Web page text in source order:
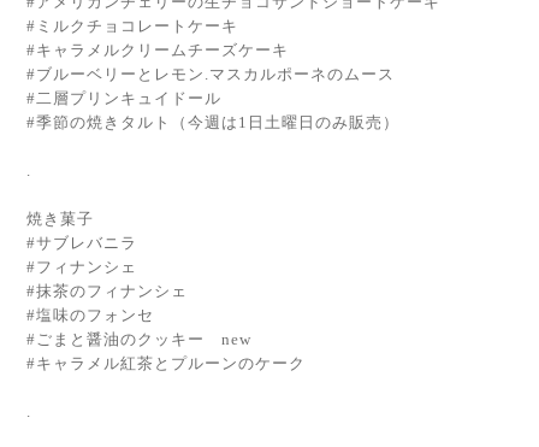
#ミルクチョコレートケーキ
#キャラメルクリームチーズケーキ
#ブルーベリーとレモン.マスカルポーネのムース
#二層プリンキュイドール
#季節の焼きタルト（今週は1日土曜日のみ販売）
焼き菓子
#サブレバニラ
#フィナンシェ
#抹茶のフィナンシェ
#塩味のフォンセ
#ごまと醤油のクッキー new
#キャラメル紅茶とプルーンのケーク